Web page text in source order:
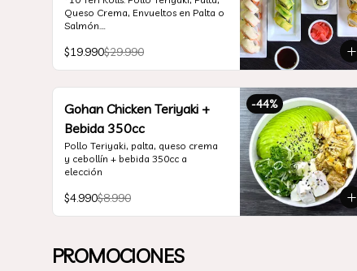
Queso Crema, Envueltos en Palta o
Salmón.
Palta, Cebollín, Envuelto en Queso
furay, queso crema y cebollín,
envuelto en salmón y bañado en
salsa acevichada
*10 Tempura Rolls: Salmón, Queso
Crema, Cebollín, Frito en Tempura.
*Incluye 2 palitos, 2 soya 30ml, 1
salsa teriyaki 30ml
$19.990$29.990
-44%
Gohan Chicken Teriyaki +
Bebida 350cc
Pollo Teriyaki, palta, queso crema
y cebollín + bebida 350cc a
elección
$4.990$8.990
PROMOCIONES